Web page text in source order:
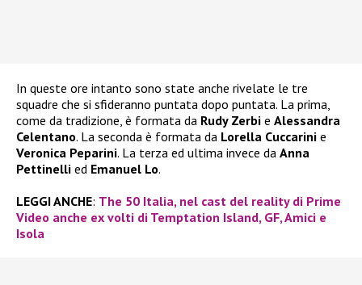
In queste ore intanto sono state anche rivelate le tre
squadre che si sfideranno puntata dopo puntata. La prima,
come da tradizione, è formata da Rudy Zerbi e Alessandra
Celentano. La seconda è formata da Lorella Cuccarini e
Veronica Peparini. La terza ed ultima invece da Anna
Pettinelli ed Emanuel Lo.
LEGGI ANCHE: The 50 Italia, nel cast del reality di Prime
Video anche ex volti di Temptation Island, GF, Amici e
Isola